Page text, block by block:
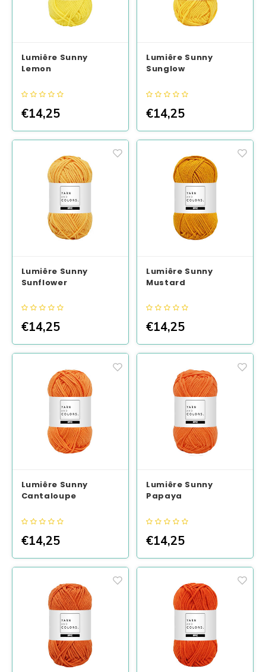
Lumiêre Sunny
Lemon
€14,25
Lumiêre Sunny
Sunglow
€14,25
Lumiêre Sunny
Sunflower
€14,25
Lumiêre Sunny
Mustard
€14,25
Lumiêre Sunny
Cantaloupe
€14,25
Lumiêre Sunny
Papaya
€14,25